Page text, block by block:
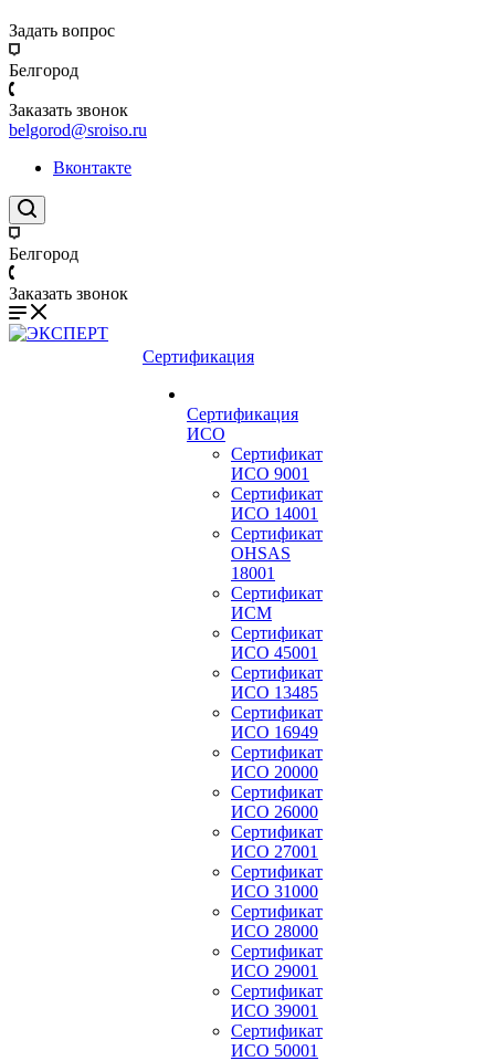
Задать вопрос
Белгород
Заказать звонок
belgorod@sroiso.ru
Вконтакте
Белгород
Заказать звонок
Сертификация
Сертификация
ИСО
Сертификат
ИСО 9001
Сертификат
ИСО 14001
Сертификат
OHSAS
18001
Сертификат
ИСМ
Сертификат
ИСО 45001
Сертификат
ИСО 13485
Сертификат
ИСО 16949
Сертификат
ИСО 20000
Сертификат
ИСО 26000
Сертификат
ИСО 27001
Сертификат
ИСО 31000
Сертификат
ИСО 28000
Сертификат
ИСО 29001
Сертификат
ИСО 39001
Сертификат
ИСО 50001